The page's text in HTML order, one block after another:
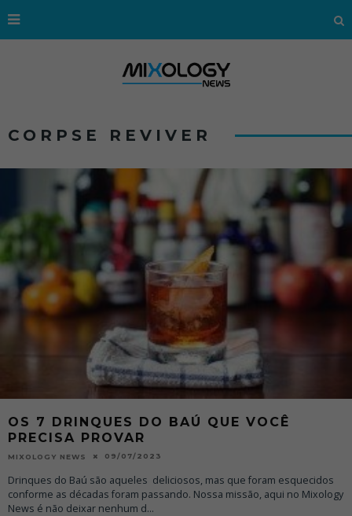
CORPSE REVIVER
OS 7 DRINQUES DO BAÚ QUE VOCÊ
PRECISA PROVAR
MIXOLOGY NEWS 09/07/2023
Drinques do Baú são aqueles deliciosos, mas que foram esquecidos
conforme as décadas foram passando. Nossa missão, aqui no Mixology
News é não deixar nenhum d...